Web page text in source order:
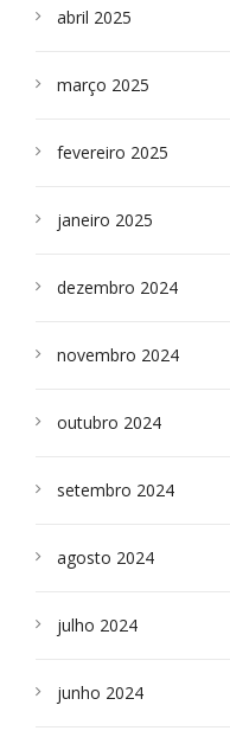
abril 2025
março 2025
fevereiro 2025
janeiro 2025
dezembro 2024
novembro 2024
outubro 2024
setembro 2024
agosto 2024
julho 2024
junho 2024